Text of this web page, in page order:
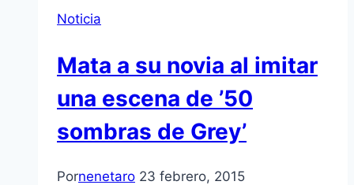
Noticia
Mata a su novia al imitar
una escena de ’50
sombras de Grey’
Pornenetaro 23 febrero, 2015